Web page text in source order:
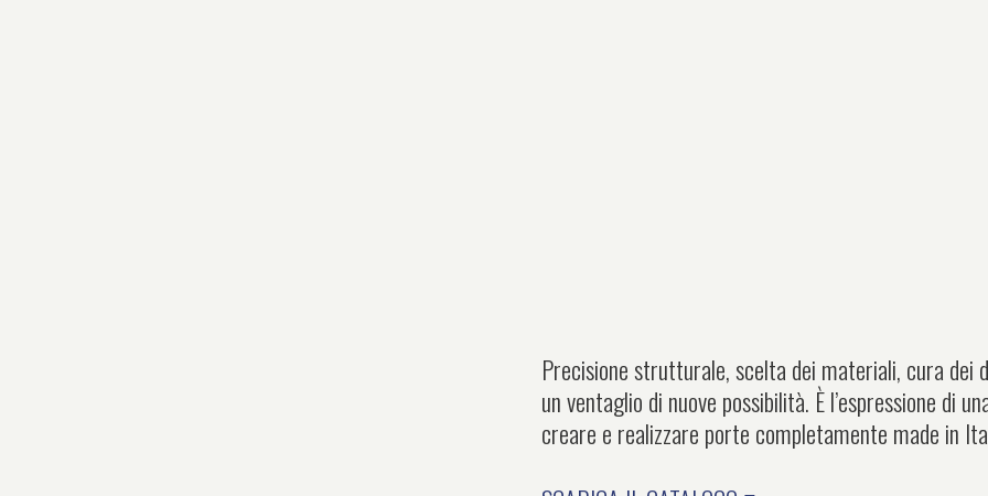
Precisione strutturale, scelta dei materiali, cura dei
un ventaglio di nuove possibilità. È l’espressione di
creare e realizzare porte completamente made in